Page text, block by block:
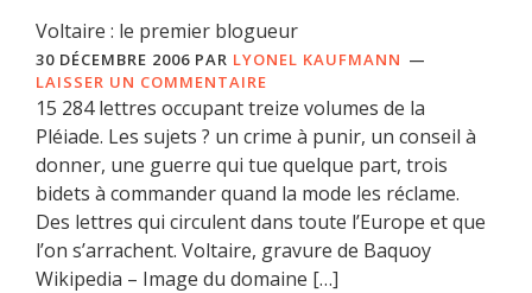
Voltaire : le premier blogueur
30 DÉCEMBRE 2006 PAR LYONEL KAUFMANN
LAISSER UN COMMENTAIRE
15 284 lettres occupant treize volumes de la
Pléiade. Les sujets ? un crime à punir, un conseil à
donner, une guerre qui tue quelque part, trois
bidets à commander quand la mode les réclame.
Des lettres qui circulent dans toute l’Europe et que
l’on s’arrachent. Voltaire, gravure de Baquoy
Wikipedia – Image du domaine […]